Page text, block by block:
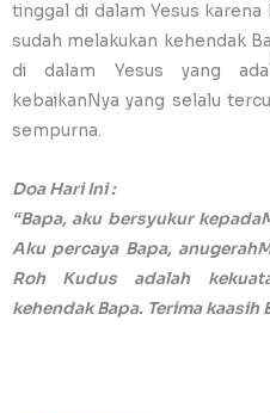
tinggal di dalam Yesus
sudah melakukan kehendak
di dalam Yesus yang
kebaikanNya yang selalu
sempurna.
Doa Hari Ini :
“Bapa, aku bersyukur
Aku percaya Bapa,
Roh Kudus adalah
kehendak Bapa. Terima kaasih